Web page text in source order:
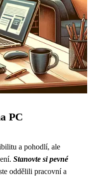
PC
a pohodlí, ale
Stanovte si pevné
oddělili pracovní a